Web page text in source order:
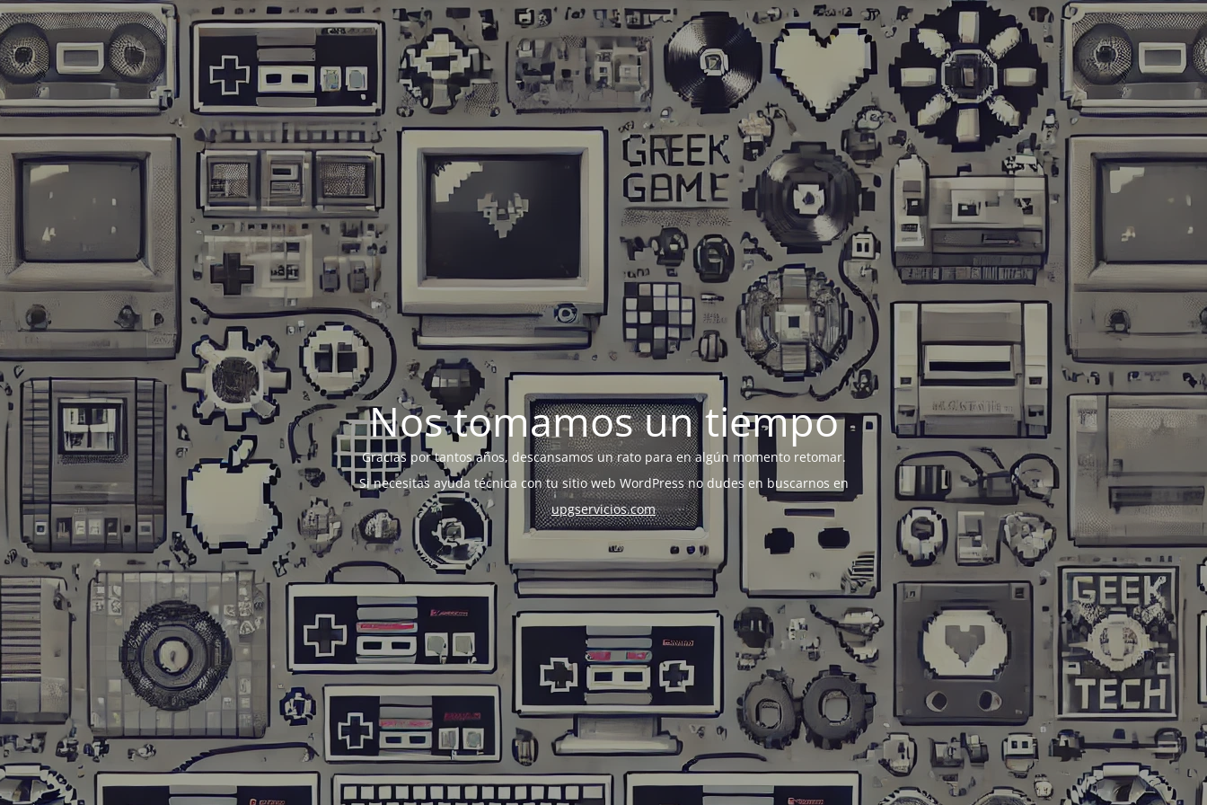
Nos tomamos un tiempo
Gracias por tantos años, descansamos un rato para en algún momento retomar.
Si necesitas ayuda técnica con tu sitio web WordPress no dudes en buscarnos en
upgservicios.com